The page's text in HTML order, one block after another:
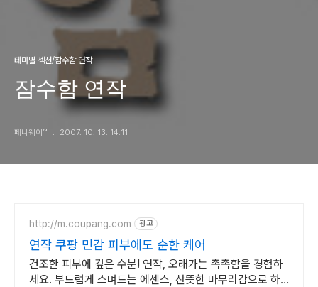
테마별 섹션/잠수함 연작
잠수함 연작
페니웨이™ 2007. 10. 13. 14:11
http://m.coupang.com 광고
연작 쿠팡 민감 피부에도 순한 케어
건조한 피부에 깊은 수분! 연작, 오래가는 촉촉함을 경험하
세요. 부드럽게 스며드는 에센스, 산뜻한 마무리감으로 하